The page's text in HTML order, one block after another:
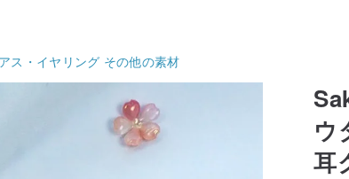
ス・イヤリング その他の素材
ウ
耳